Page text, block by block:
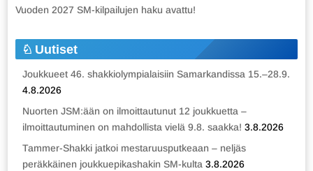
Vuoden 2027 SM-kilpailujen haku avattu!
Uutiset
Joukkueet 46. shakkiolympialaisiin Samarkandissa 15.–28.9.
4.8.2026
Nuorten JSM:ään on ilmoittautunut 12 joukkuetta –
ilmoittautuminen on mahdollista vielä 9.8. saakka! 3.8.2026
Tammer-Shakki jatkoi mestaruusputkeaan – neljäs
peräkkäinen joukkuepikashakin SM-kulta 3.8.2026